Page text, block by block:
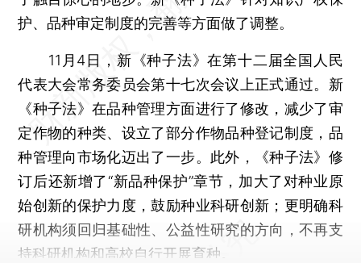
护、品种审定制度的完善等方面做了调整。
11月4日，新《种子法》在第十二届全国人民
代表大会常务委员会第十七次会议上正式通过。新
《种子法》在品种管理方面进行了修改，减少了审
定作物的种类、设立了部分作物品种登记制度，品
种管理向市场化迈出了一步。此外，《种子法》修
订后还新增了“新品种保护”章节，加大了对种业原
始创新的保护力度，鼓励种业科研创新；更明确科
研机构须回归基础性、公益性研究的方向，不再支
持科研机构和高校自行开展育种。